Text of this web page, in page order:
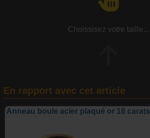
Choissisez votre taille...
En rapport avec cet article
Anneau boule acier plaqué or 18 carats